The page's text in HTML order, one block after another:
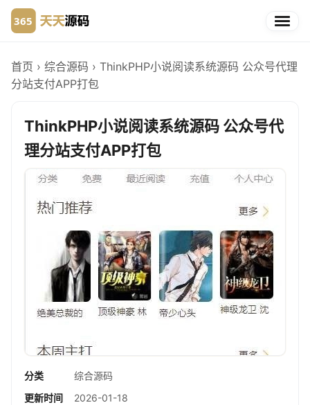
首页 › 综合源码 › ThinkPHP小说阅读系统源码 公众号代理
分站支付APP打包
ThinkPHP小说阅读系统源码 公众号代
理分站支付APP打包
分类
综合源码
更新时间
2026-01-18